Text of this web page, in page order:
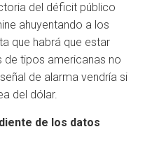
del déficit público
ahuyentando a los
que habrá que estar
de tipos americanas no
de alarma vendría si
del dólar.
de los datos